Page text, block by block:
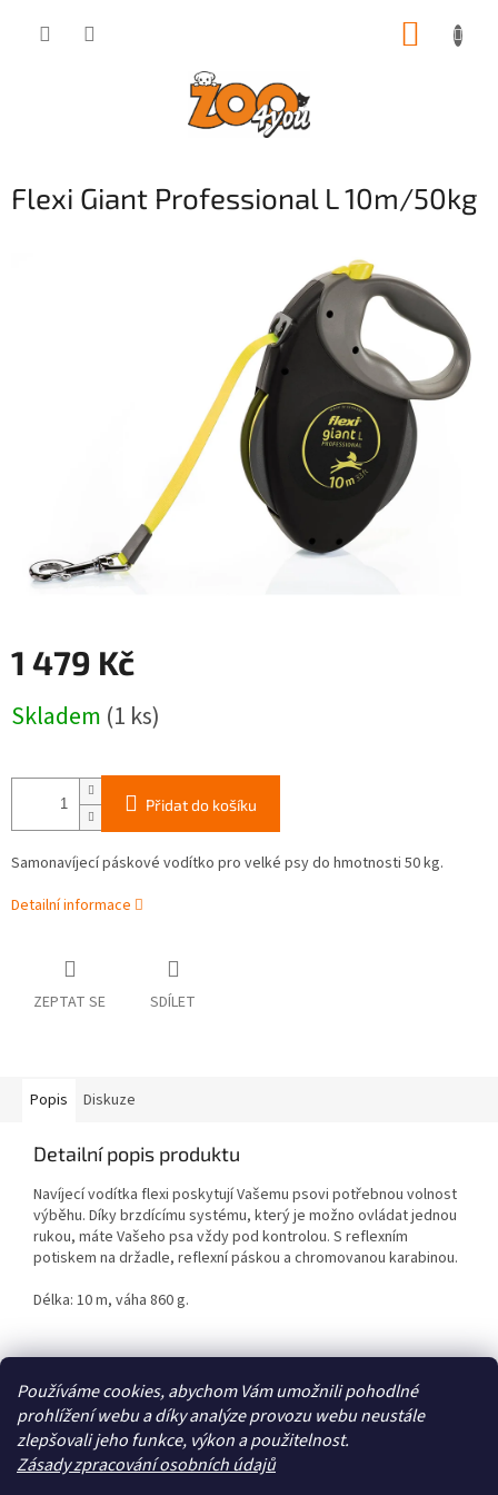
Používáme cookies, abychom Vám umožnili pohodlné
prohlížení webu a díky analýze provozu webu neustále
zlepšovali jeho funkce, výkon a použitelnost.
Zásady zpracování osobních údajů
Flexi Giant Professional L 10m/50kg
1 479 Kč
cena:
Skladem (1 ks)
Přidat do košíku
Samonavíjecí páskové vodítko pro velké psy do hmotnosti 50 kg.
Detailní informace
ZEPTAT SE SDÍLET
Popis Diskuze
Detailní popis produktu
Navíjecí vodítka flexi poskytují Vašemu psovi potřebnou volnost
výběhu. Díky brzdícímu systému, který je možno ovládat jednou
rukou, máte Vašeho psa vždy pod kontrolou. S reflexním
potiskem na držadle, reflexní páskou a chromovanou karabinou.
Délka: 10 m, váha 860 g.
Zboží.cz Heureka.cz